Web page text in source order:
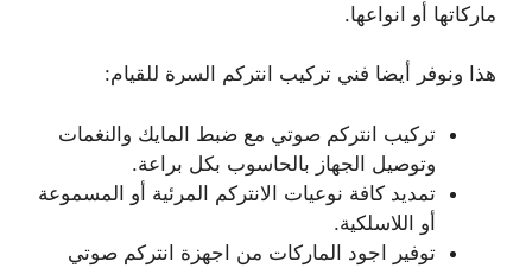
ماركاتها أو انواعها.
هذا ونوفر أيضا فني تركيب انتركم السرة للقيام:
تركيب انتركم صوتي مع ضبط المايك والنغمات
وتوصيل الجهاز بالحاسوب بكل براعة.
تمديد كافة نوعيات الانتركم المرئية أو المسموعة
أو اللاسلكية.
توفير اجود الماركات من اجهزة انتركم صوتي